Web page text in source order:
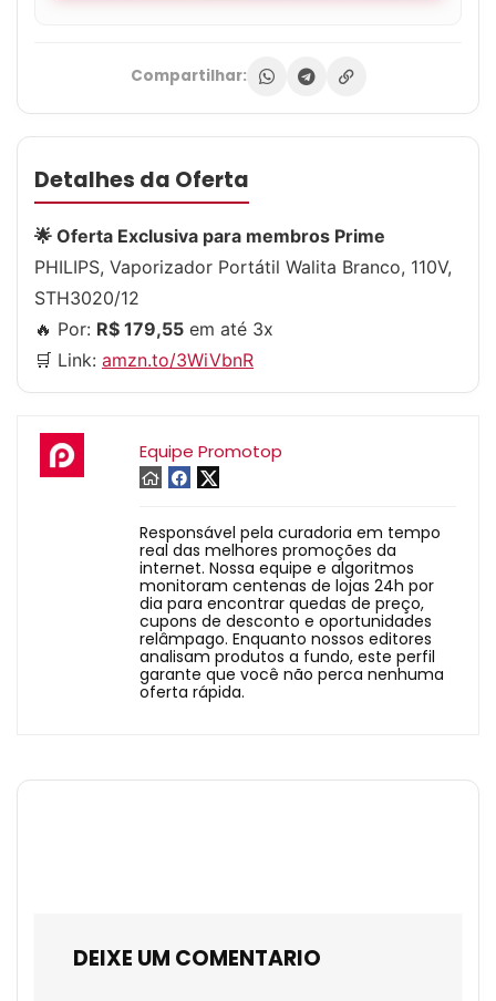
Compartilhar:
Detalhes da Oferta
🌟 Oferta Exclusiva para membros Prime
PHILIPS, Vaporizador Portátil Walita Branco, 110V,
STH3020/12
🔥 Por: R$ 179,55 em até 3x
🛒 Link: amzn.to/3WiVbnR
Equipe Promotop
Responsável pela curadoria em tempo
real das melhores promoções da
internet. Nossa equipe e algoritmos
monitoram centenas de lojas 24h por
dia para encontrar quedas de preço,
cupons de desconto e oportunidades
relâmpago. Enquanto nossos editores
analisam produtos a fundo, este perfil
garante que você não perca nenhuma
oferta rápida.
DEIXE UM COMENTARIO